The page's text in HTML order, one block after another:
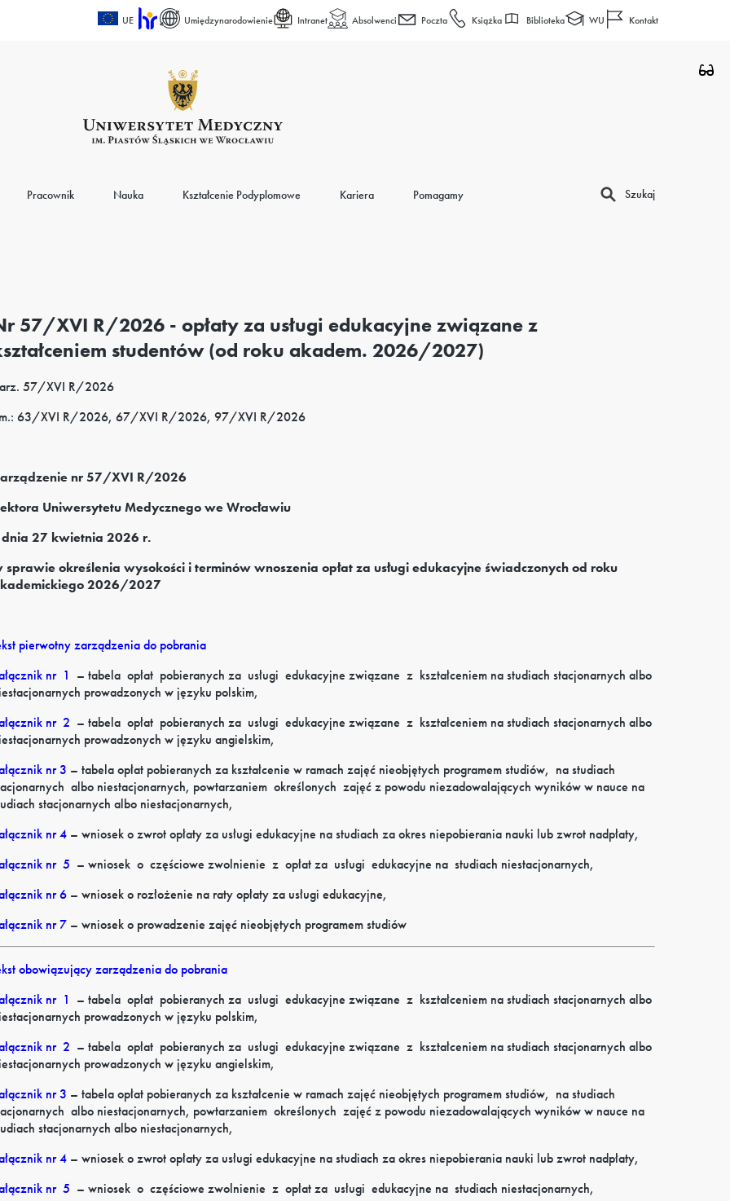
UE Umiędzynarodowienie Intranet Absolwenci Poczta Książka Biblioteka WU Kontakt
Pracownik Nauka Kształcenie Podyplomowe Kariera Pomagamy Szukaj
57/XVI R/2026 - opłaty za usługi edukacyjne związane z
studentów (od roku akadem. 2026/2027)
57/XVI R/2026
63/XVI R/2026, 67/XVI R/2026, 97/XVI R/2026
nr 57/XVI R/2026
Uniwersytetu Medycznego we Wrocławiu
27 kwietnia 2026 r.
sprawie określenia wysokości i terminów wnoszenia opłat za usługi edukacyjne świadczonych od roku
2026/2027
pierwotny zarządzenia do pobrania
nr 1 – tabela opłat pobieranych za usługi edukacyjne związane z kształceniem na studiach stacjonarnych albo
prowadzonych w języku polskim,
nr 2 – tabela opłat pobieranych za usługi edukacyjne związane z kształceniem na studiach stacjonarnych albo
prowadzonych w języku angielskim,
nr 3 – tabela opłat pobieranych za kształcenie w ramach zajęć nieobjętych programem studiów, na studiach
albo niestacjonarnych, powtarzaniem określonych zajęć z powodu niezadowalających wyników w nauce na
stacjonarnych albo niestacjonarnych,
nr 4– wniosek o zwrot opłaty za usługi edukacyjne na studiach za okres niepobierania nauki lub zwrot nadpłaty,
nr 5 – wniosek o częściowe zwolnienie z opłat za usługi edukacyjne na studiach niestacjonarnych,
nr 6– wniosek o rozłożenie na raty opłaty za usługi edukacyjne,
nr 7– wniosek o prowadzenie zajęć nieobjętych programem studiów
obowiązujący zarządzenia do pobrania
nr 1 – tabela opłat pobieranych za usługi edukacyjne związane z kształceniem na studiach stacjonarnych albo
prowadzonych w języku polskim,
nr 2 – tabela opłat pobieranych za usługi edukacyjne związane z kształceniem na studiach stacjonarnych albo
prowadzonych w języku angielskim,
nr 3 – tabela opłat pobieranych za kształcenie w ramach zajęć nieobjętych programem studiów, na studiach
albo niestacjonarnych, powtarzaniem określonych zajęć z powodu niezadowalających wyników w nauce na
stacjonarnych albo niestacjonarnych,
nr 4– wniosek o zwrot opłaty za usługi edukacyjne na studiach za okres niepobierania nauki lub zwrot nadpłaty,
nr 5 – wniosek o częściowe zwolnienie z opłat za usługi edukacyjne na studiach niestacjonarnych,